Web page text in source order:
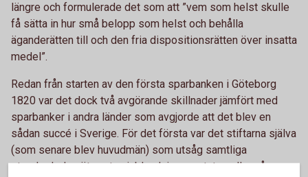
längre och formulerade det som att ”vem som helst skulle
få sätta in hur små belopp som helst och behålla
äganderätten till och den fria dispositionsrätten över insatta
medel”.
Redan från starten av den första sparbanken i Göteborg
1820 var det dock två avgörande skillnader jämfört med
sparbanker i andra länder som avgjorde att det blev en
sådan succé i Sverige. För det första var det stiftarna själva
(som senare blev huvudmän) som utsåg samtliga
styrelseledamöter, utan inblandning av staten eller någon